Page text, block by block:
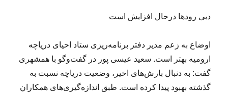
دبی رودها درحال افزایش است
اوضاع به زعم مدیر دفتر برنامه‌ریزی ستاد احیای دریاچه
ارومیه بهتر است. سعید عیسی پور در گفت‌وگو با همشهری
گفت: به دنبال بارش‌های اخیر، وضعیت دریاچه نسبت به
گذشته بهبود پیدا کرده است. طبق اندازه‌گیری‌های همکاران